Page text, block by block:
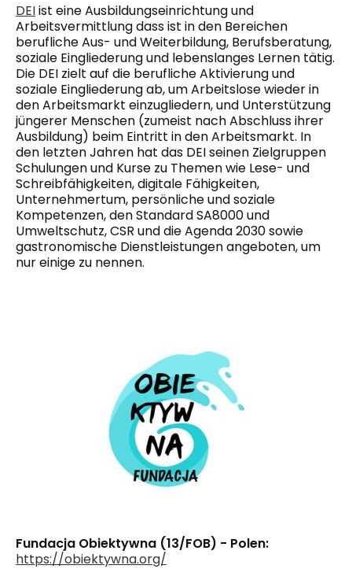
DEIist eine Ausbildungseinrichtung und
Arbeitsvermittlungdassist in den Bereichen
berufliche Aus- und Weiterbildung, Berufsberatung,
soziale Eingliederung und lebenslanges Lernen tätig.
Die DEI zielt auf die berufliche Aktivierung und
soziale Eingliederung ab, um Arbeitslose wieder in
den Arbeitsmarkt einzugliedern,und Unterstützung
jüngerer Menschen (zumeist nach Abschluss ihrer
Ausbildung) beim Eintritt in den Arbeitsmarkt. In
den letzten Jahren hat das DEI seinen Zielgruppen
Schulungen und Kurse zu Themen wie Lese- und
Schreibfähigkeiten, digitale Fähigkeiten,
Unternehmertum, persönliche und soziale
Kompetenzen, den Standard SA8000 und
Umweltschutz, CSR und die Agenda 2030 sowie
gastronomische Dienstleistungen angeboten, um
nur einige zu nennen.
Fundacja Obiektywna (13/FOB) - Polen:
https://obiektywna.org/